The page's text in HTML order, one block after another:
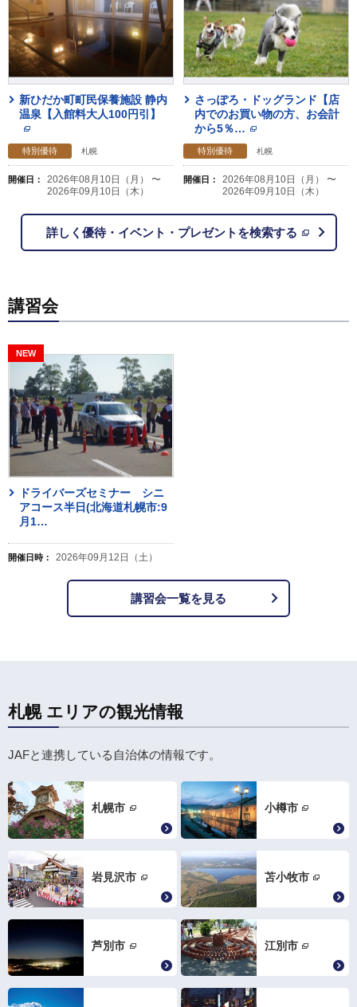
新ひだか町町民保養施設 静内
温泉【入館料大人100円引】
特別優待 札幌
開催日：
2026年08月10日（月） 〜
2026年09月10日（木）
さっぽろ・ドッグランド【店
内でのお買い物の方、お会計
から5％…
特別優待 札幌
開催日：
2026年08月10日（月） 〜
2026年09月10日（木）
詳しく優待・イベント・プレゼントを検索する
講習会
ドライバーズセミナー シニ
アコース半日(北海道札幌市:9
月1…
開催日時： 2026年09月12日（土）
講習会一覧を見る
札幌 エリアの観光情報
JAFと連携している自治体の情報です。
札幌市 小樽市
岩見沢市 苫小牧市
芦別市 江別市